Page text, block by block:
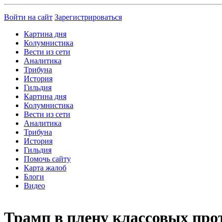
Войти на сайт Зарегистрироваться
Картина дня
Колумнистика
Вести из сети
Аналитика
Трибуна
История
Гильдия
Картина дня
Колумнистика
Вести из сети
Аналитика
Трибуна
История
Гильдия
Помочь сайту
Карта жалоб
Блоги
Видео
Трамп в плену классовых